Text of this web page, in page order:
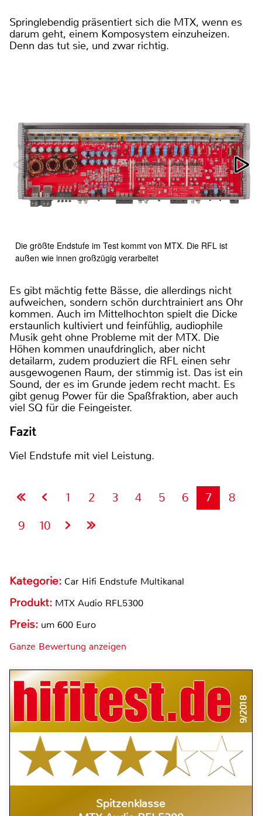
Springlebendig präsentiert sich die MTX, wenn es
darum geht, einem Komposystem einzuheizen.
Denn das tut sie, und zwar richtig.
Die größte Endstufe im Test kommt von MTX. Die RFL ist
außen wie innen großzügig verarbeitet
Es gibt mächtig fette Bässe, die allerdings nicht
aufweichen, sondern schön durchtrainiert ans Ohr
kommen. Auch im Mittelhochton spielt die Dicke
erstaunlich kultiviert und feinfühlig, audiophile
Musik geht ohne Probleme mit der MTX. Die
Höhen kommen unaufdringlich, aber nicht
detailarm, zudem produziert die RFL einen sehr
ausgewogenen Raum, der stimmig ist. Das ist ein
Sound, der es im Grunde jedem recht macht. Es
gibt genug Power für die Spaßfraktion, aber auch
viel SQ für die Feingeister.
Fazit
Viel Endstufe mit viel Leistung.
1 2 3 4 5 6 7
8
9
10
Kategorie: Car Hifi Endstufe Multikanal
Produkt: MTX Audio RFL5300
Preis: um 600 Euro
Ganze Bewertung anzeigen
9/2018
Spitzenklasse